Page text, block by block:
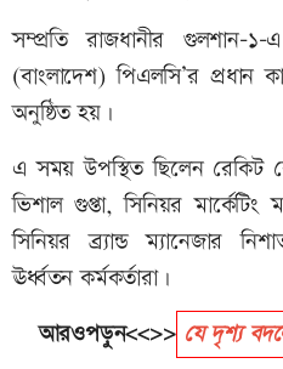
সম্প্রতি রাজধানীর গুলশান-
(বাংলাদেশ) পিএলসি’র প্রধান
অনুষ্ঠিত হয়।
এ সময় উপস্থিত ছিলেন রেকিট
ভিশাল গুপ্তা, সিনিয়র
সিনিয়র ব্র্যান্ড ম্যানেজার
ঊর্ধ্বতন কর্মকর্তারা।
আরওপড়ুন<<>> যে দৃশ্য